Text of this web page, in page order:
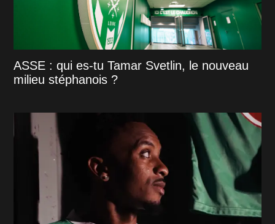
ASSE : qui es-tu Tamar Svetlin, le nouveau
milieu stéphanois ?